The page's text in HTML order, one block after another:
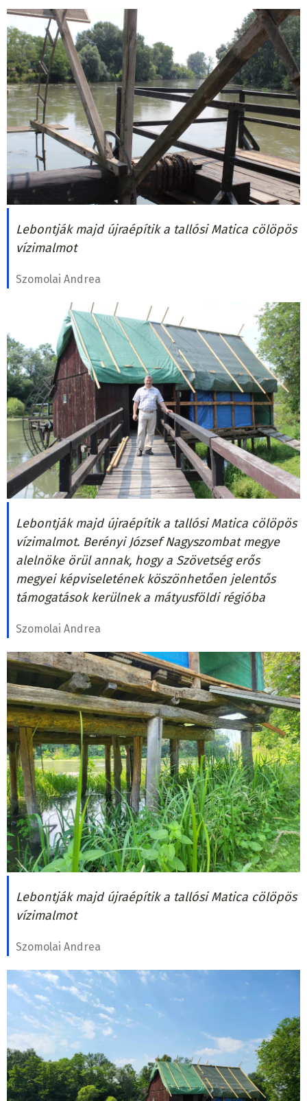
Lebontják majd újraépítik a tallósi Matica cölöpös
vízimalmot
Szomolai Andrea
Lebontják majd újraépítik a tallósi Matica cölöpös
vízimalmot. Berényi József Nagyszombat megye
alelnöke örül annak, hogy a Szövetség erős
megyei képviseletének köszönhetően jelentős
támogatások kerülnek a mátyusföldi régióba
Szomolai Andrea
Lebontják majd újraépítik a tallósi Matica cölöpös
vízimalmot
Szomolai Andrea